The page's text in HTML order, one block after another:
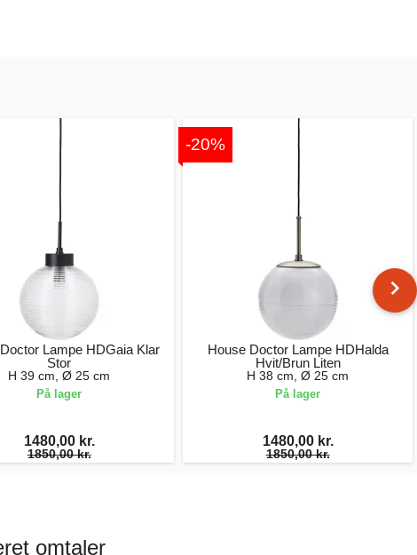
Lampe HDGaia Klar
Stor
H 39 cm, Ø 25 cm
På lager
1480,00 kr.
1850,00 kr.
-20%
House Doctor Lampe HDHalda
Hvit/Brun Liten
H 38 cm, Ø 25 cm
På lager
1480,00 kr.
1850,00 kr.
omtaler